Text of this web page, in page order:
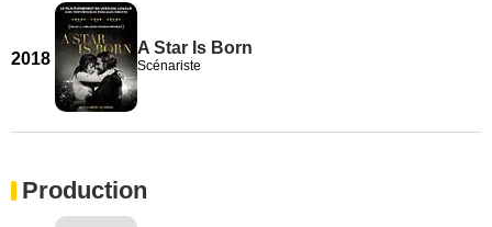
2018
A Star Is Born
Scénariste
Production